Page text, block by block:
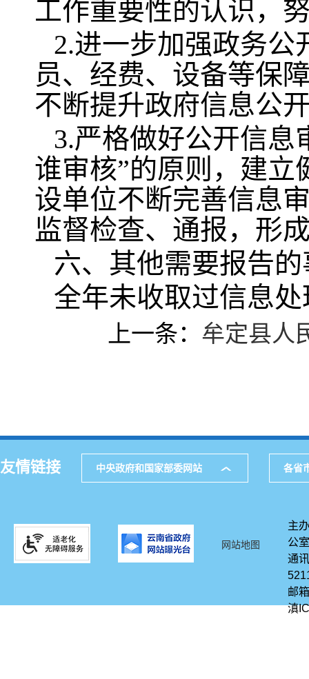
工作重要性的认识，
2.进一步加强政务公
员、经费、设备等保
不断提升政府信息公
3.严格做好公开信息
谁审核”的原则，建
设单位不断完善信息
监督检查、通报，形
六、其他需要报告
全年未收取过信息
上一条： 牟定县人
友情链接 中央政府和国家部委网站 各省
网站地图
主
公室
通
邮
滇